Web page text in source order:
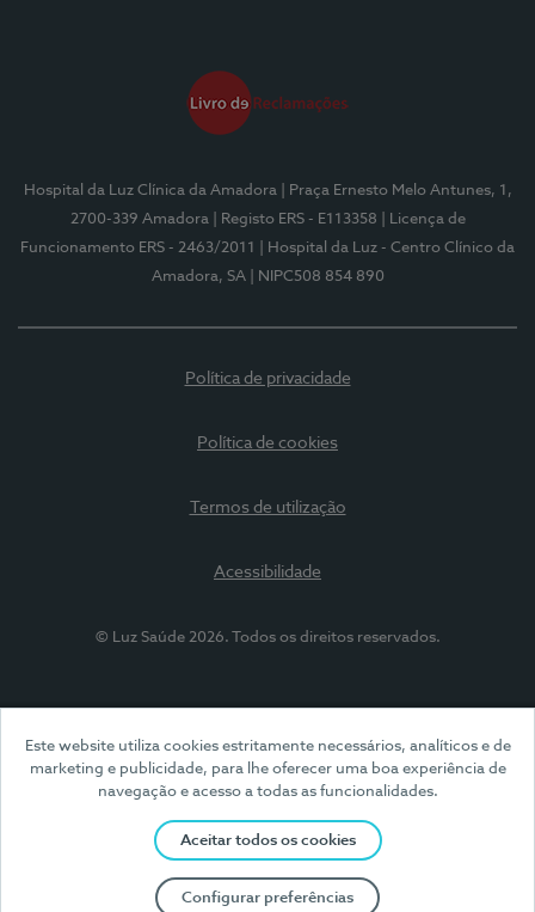
Este website utiliza cookies estritamente necessários, analíticos e de
marketing e publicidade, para lhe oferecer uma boa experiência de
navegação e acesso a todas as funcionalidades.
Aceitar todos os cookies
Configurar preferências
Hospital da Luz Clínica da Amadora
| Praça Ernesto Melo Antunes, 1,
2700-339 Amadora
| Registo ERS - E113358
| Licença de
Funcionamento ERS - 2463/2011
| Hospital da Luz - Centro Clínico da
Amadora, SA
| NIPC508 854 890
Política de privacidade
Política de cookies
Termos de utilização
Acessibilidade
© Luz Saúde 2026. Todos os direitos reservados.